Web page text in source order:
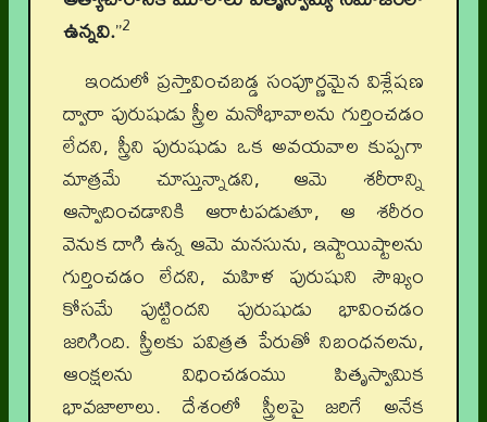
ఉన్నవి.”2
ఇందులో ప్రస్తావించబడ్డ సంపూర్ణమైన విశ్లేషణ
ద్వారా పురుషుడు స్త్రీల మనోభావాలను గుర్తించడం
లేదని, స్త్రీని పురుషుడు ఒక అవయవాల కుప్పగా
మాత్రమే చూస్తున్నాడని, ఆమె శరీరాన్ని
ఆస్వాదించడానికి ఆరాటపడుతూ, ఆ శరీరం
వెనుక దాగి ఉన్న ఆమె మనసును, ఇష్టాయిష్టాలను
గుర్తించడం లేదని, మహిళ పురుషుని సౌఖ్యం
కోసమే పుట్టిందని పురుషుడు భావించడం
జరిగింది. స్త్రీలకు పవిత్రత పేరుతో నిబంధనలను,
ఆంక్షలను విధించడంము పితృస్వామిక
భావజాలాలు. దేశంలో స్త్రీలపై జరిగే అనేక